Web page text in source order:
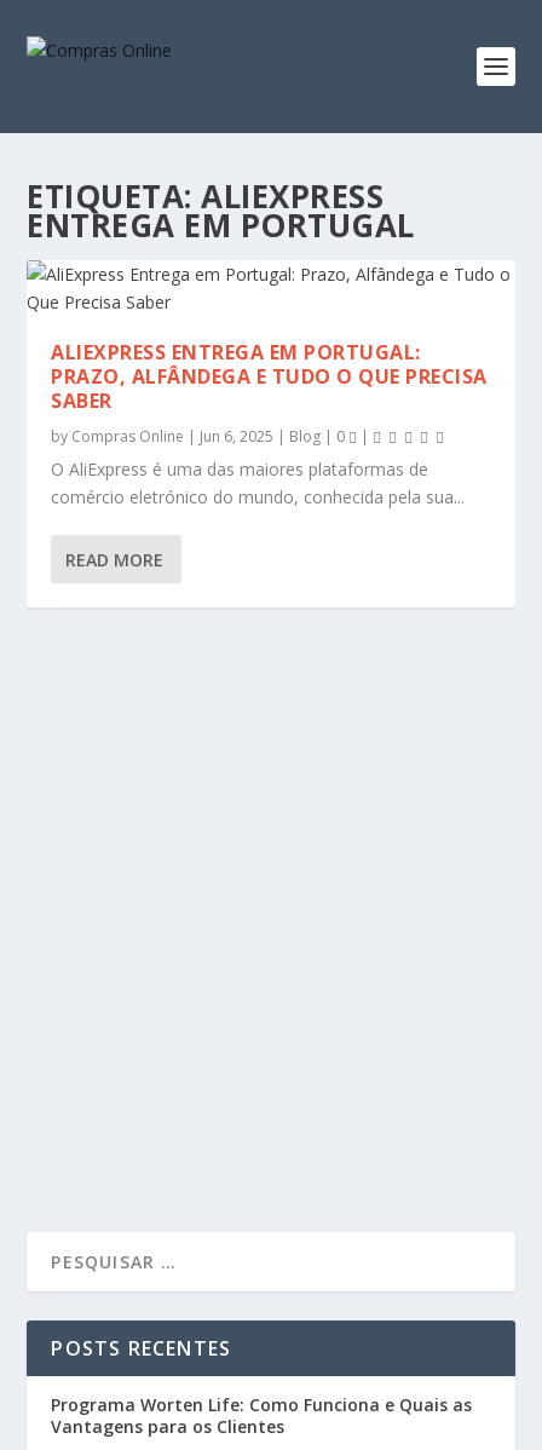
ETIQUETA:ALIEXPRESS
ENTREGA EM PORTUGAL
ALIEXPRESS ENTREGA EM PORTUGAL:
PRAZO, ALFÂNDEGA E TUDO O QUE PRECISA
SABER
by Compras Online | Jun 6, 2025 | Blog | 0 |
O AliExpress é uma das maiores plataformas de
comércio eletrónico do mundo, conhecida pela sua...
READ MORE
POSTS RECENTES
Programa Worten Life: Como Funciona e Quais as
Vantagens para os Clientes